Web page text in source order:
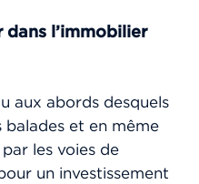
dans l’immobilier
aux abords desquels
et en même
les voies de
un investissement